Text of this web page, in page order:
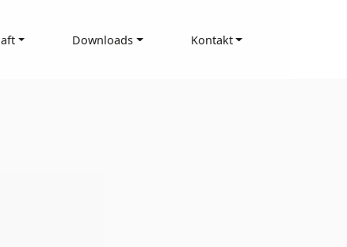
Downloads Kontakt